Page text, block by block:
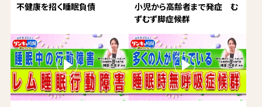
不健康を招く睡眠負債
小児から高齢者まで発症 む
ずむず脚症候群